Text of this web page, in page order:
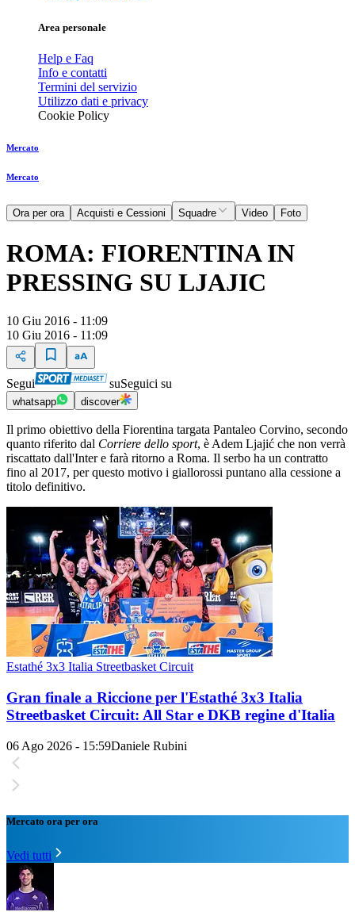
Area personale
Help e Faq
Info e contatti
Termini del servizio
Utilizzo dati e privacy
Cookie Policy
Mercato
Mercato
Ora per ora Acquisti e Cessioni Squadre Video Foto
ROMA: FIORENTINA IN
PRESSING SU LJAJIC
10 Giu 2016 - 11:09
10 Giu 2016 - 11:09
Segui suSeguici su
whatsapp discover
Il primo obiettivo della Fiorentina targata Pantaleo Corvino, secondo
quanto riferito dal Corriere dello sport, è Adem Ljajić che non verrà
riscattato dall'Inter e farà ritorno a Roma. Il serbo ha un contratto
fino al 2017, per questo motivo i giallorossi puntano alla cessione a
titolo definitivo.
Estathé 3x3 Italia Streetbasket Circuit
Gran finale a Riccione per l'Estathé 3x3 Italia
Streetbasket Circuit: All Star e DKB regine d'Italia
06 Ago 2026 - 15:59Daniele Rubini
Mercato ora per ora
Vedi tutti